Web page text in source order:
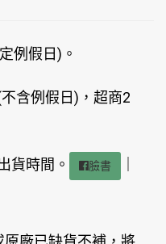
例假日)。
含例假日)，超商2
貨時間。 臉書